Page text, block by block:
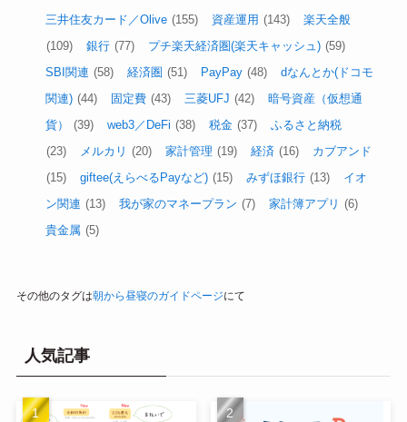
三井住友カード／Olive (155) 資産運用 (143)
楽天全般
(109)
銀行 (77) プチ楽天経済圏(楽天キャッシュ) (59)
SBI関連 (58) 経済圏 (51) PayPay (48)
dなんとか(ドコモ
関連) (44) 固定費 (43) 三菱UFJ (42)
暗号資産（仮想通
貨）
(39) web3／DeFi (38) 税金 (37)
ふるさと納税
(23)
メルカリ (20) 家計管理 (19) 経済 (16)
カブアンド
(15)
giftee(えらべるPayなど) (15) みずほ銀行 (13)
イオ
ン関連 (13) 我が家のマネープラン (7) 家計簿アプリ (6)
貴金属 (5)
その他のタグは朝から昼寝のガイドページにて
人気記事